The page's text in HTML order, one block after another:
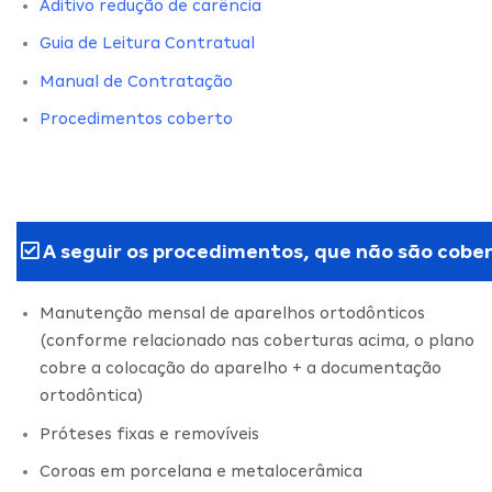
Aditivo redução de carência
Guia de Leitura Contratual
Manual de Contratação
Procedimentos coberto
A seguir os procedimentos, que não são
Manutenção mensal de aparelhos ortodônticos
(conforme relacionado nas coberturas acima, o plano
cobre a colocação do aparelho + a documentação
ortodôntica)
Próteses fixas e removíveis
Coroas em porcelana e metalocerâmica